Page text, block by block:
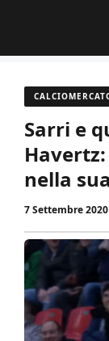
contenuto
Sarri e
nella
7 Settembre